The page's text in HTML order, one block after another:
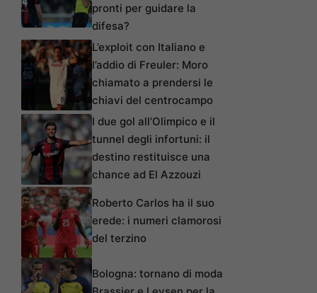
pronti per guidare la
difesa?
L’exploit con Italiano e
l’addio di Freuler: Moro
chiamato a prendersi le
chiavi del centrocampo
I due gol all’Olimpico e il
tunnel degli infortuni: il
destino restituisce una
chance ad El Azzouzi
Roberto Carlos ha il suo
erede: i numeri clamorosi
del terzino
Bologna: tornano di moda